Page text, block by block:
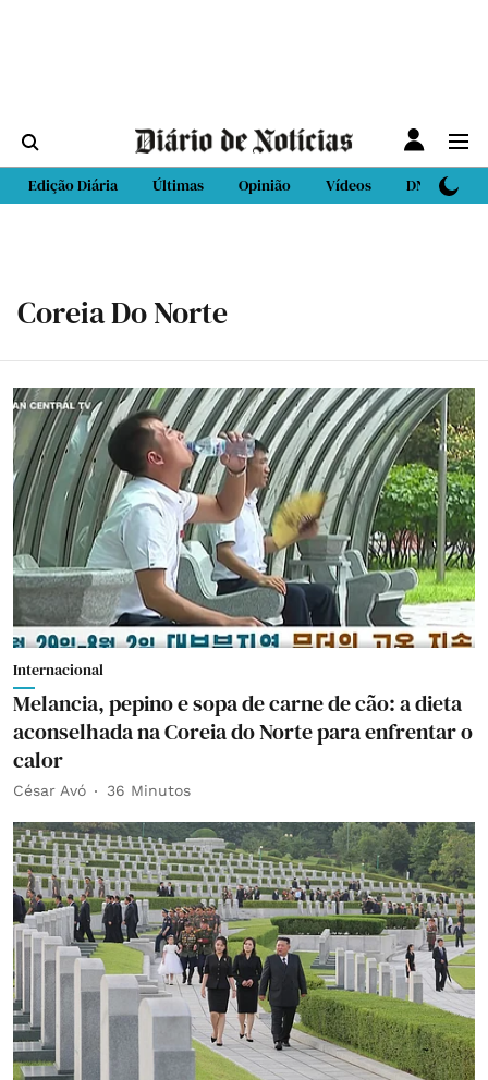
Edição Diária Últimas Opinião Vídeos DN Sport
Coreia Do Norte
Internacional
Melancia, pepino e sopa de carne de cão: a dieta
aconselhada na Coreia do Norte para enfrentar o
calor
César Avó 36 Minutos